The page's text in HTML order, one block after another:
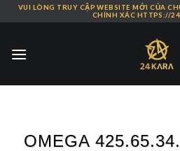
Skip
content
VUI LÒNG TRUY CẬP WEBSITE MỚI CỦA
CHÍNH XÁC HTTPS://
OMEGA